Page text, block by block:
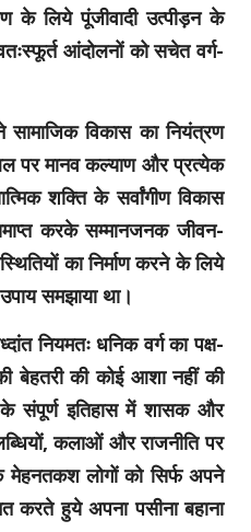
के लिये पूंजीवादी उत्पीड़न के
आंदोलनों को सचेत वर्ग-
सामाजिक विकास का नियंत्रण
पर मानव कल्याण और प्रत्येक
शक्ति के सर्वांगीण विकास
करके सम्मानजनक जीवन-
का निर्माण करने के लिये
समझाया था।
नियमतः धनिक वर्ग का पक्ष-
बेहतरी की कोई आशा नहीं की
संपूर्ण इतिहास में शासक और
कलाओं और राजनीति पर
लोगों को सिर्फ अपने
करते हुये अपना पसीना बहाना